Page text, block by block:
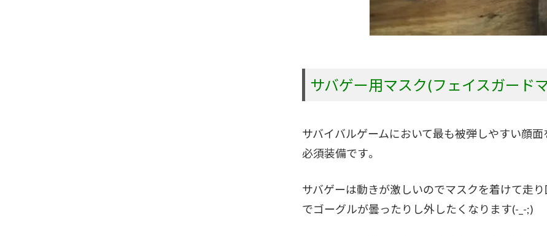
サバゲー用マスク(フェイスガード
サバイバルゲームにおいて最も被弾しやすい顔面
必須装備です。
サバゲーは動きが激しいのでマスクを着けて走
でゴーグルが曇ったりし外したくなります(-_-;)